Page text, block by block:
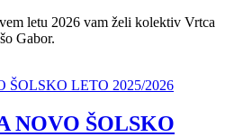
letu 2026 vam želi kolektiv Vrtca
Gabor.
NOVO ŠOLSKO